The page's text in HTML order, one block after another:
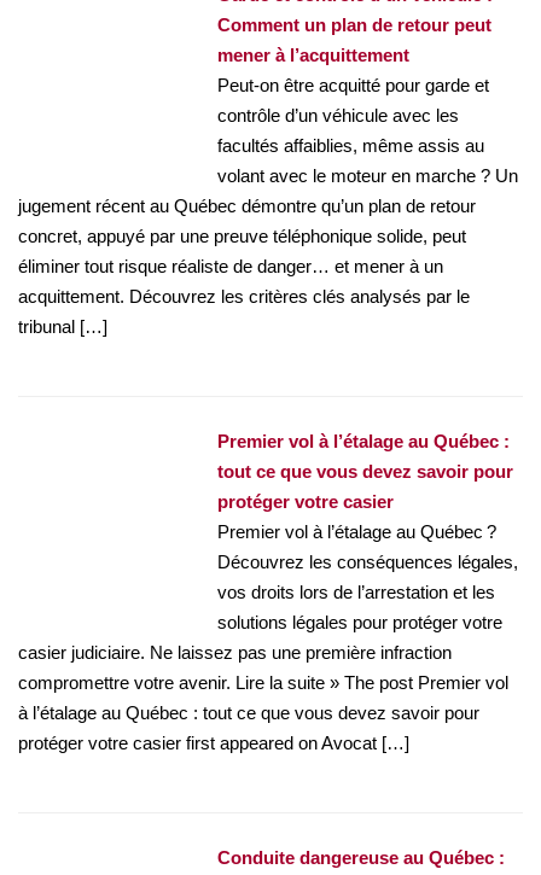
Comment un plan de retour peut
mener à l’acquittement
Peut-on être acquitté pour garde et
contrôle d’un véhicule avec les
facultés affaiblies, même assis au
volant avec le moteur en marche ? Un
jugement récent au Québec démontre qu’un plan de retour
concret, appuyé par une preuve téléphonique solide, peut
éliminer tout risque réaliste de danger… et mener à un
acquittement. Découvrez les critères clés analysés par le
tribunal […]
Premier vol à l’étalage au Québec :
tout ce que vous devez savoir pour
protéger votre casier
Premier vol à l’étalage au Québec ?
Découvrez les conséquences légales,
vos droits lors de l’arrestation et les
solutions légales pour protéger votre
casier judiciaire. Ne laissez pas une première infraction
compromettre votre avenir. Lire la suite » The post Premier vol
à l’étalage au Québec : tout ce que vous devez savoir pour
protéger votre casier first appeared on Avocat […]
Conduite dangereuse au Québec :